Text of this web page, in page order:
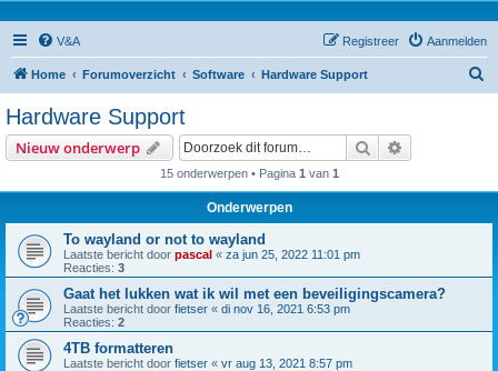
V&A Aanmelden
Registreer
Home Forumoverzicht Software Hardware Support
Hardware Support
Nieuw onderwerp Zoek
15 onderwerpen • Pagina 1 van 1
Onderwerpen
To wayland or not to wayland
Laatste bericht door pascal « za jun 25, 2022 11:01 pm
Reacties: 3
Gaat het lukken wat ik wil met een beveiligingscamera?
Laatste bericht door fietser « di nov 16, 2021 6:53 pm
Reacties: 2
4TB formatteren
Laatste bericht door fietser « vr aug 13, 2021 8:57 pm